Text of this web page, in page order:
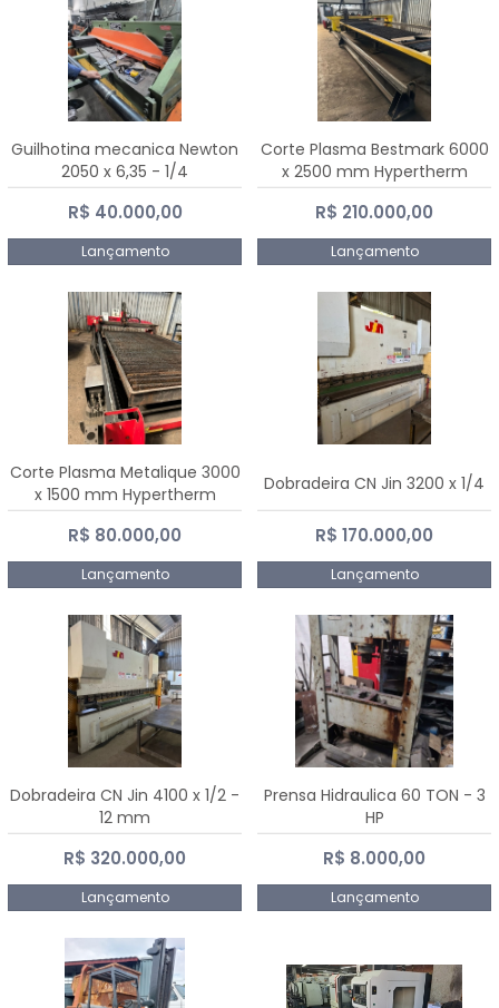
Guilhotina mecanica Newton
2050 x 6,35 - 1/4
R$ 40.000,00
Lançamento
Corte Plasma Bestmark 6000
x 2500 mm Hypertherm
MaxPro 200
R$ 210.000,00
Lançamento
Corte Plasma Metalique 3000
x 1500 mm Hypertherm
Powermax 45 xp
R$ 80.000,00
Lançamento
Dobradeira CN Jin 3200 x 1/4
R$ 170.000,00
Lançamento
Dobradeira CN Jin 4100 x 1/2 -
12 mm
R$ 320.000,00
Lançamento
Prensa Hidraulica 60 TON - 3
HP
R$ 8.000,00
Lançamento